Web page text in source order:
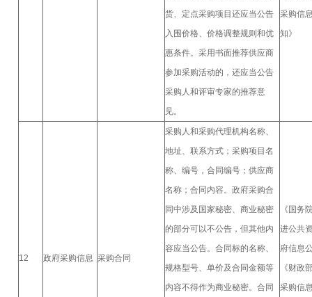
货、定点采购项目还应当公告
入围价格、价格调整规则和优
惠条件。采用书面推荐供应商
参加采购活动的，还应当公告
采购人和评审专家的推荐意
见。
采购信
知》
12 政府采购信息 采购合同
采购人和采购代理机构名称、
地址、联系方式；采购项目名
称、编号，合同编号；供应商
名称；合同内容。政府采购合
同中涉及国家秘密、商业秘密
的部分可以不公告，但其他内
容应当公告。合同标的名称、
规格型号、单价及合同金额等
内容不得作为商业秘密。合同
《国务
进公共
府信息
《财政
采购信